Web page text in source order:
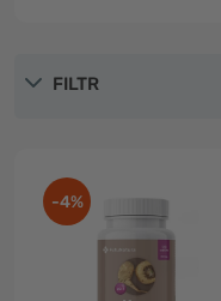
FILTR
-4%